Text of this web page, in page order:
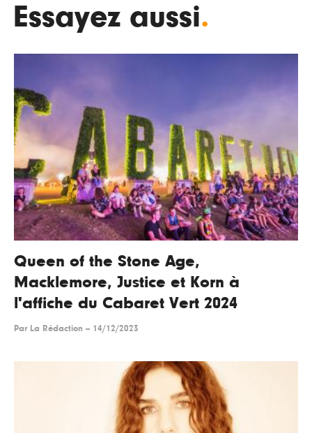
Essayez aussi.
Queen of the Stone Age,
Macklemore, Justice et Korn à
l'affiche du Cabaret Vert 2024
Par La Rédaction -- 14/12/2023